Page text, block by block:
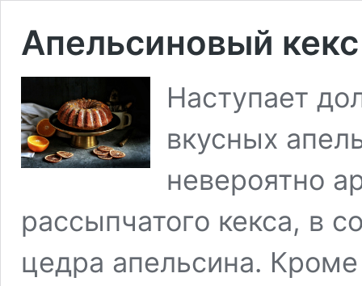
Апельсиновый кекс
Наступает
вкусных
невероятно
рассыпчатого кекса, в
цедра апельсина.